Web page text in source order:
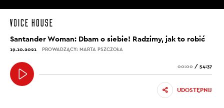
Santander Woman: Dbam o siebie! Radzimy, jak to robić
19.10.2021 PROWADZĄCY: MARTA PSZCZOŁA
00:00 / 54:37
UDOSTĘPNIJ